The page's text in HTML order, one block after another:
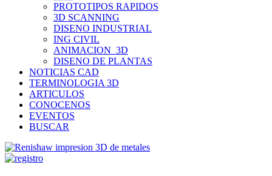
PROTOTIPOS RAPIDOS
3D SCANNING
DISENO INDUSTRIAL
ING CIVIL
ANIMACION_3D
DISENO DE PLANTAS
NOTICIAS CAD
TERMINOLOGIA 3D
ARTICULOS
CONOCENOS
EVENTOS
BUSCAR